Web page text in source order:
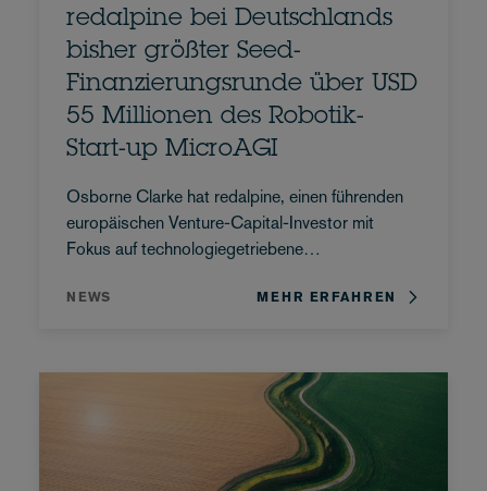
redalpine bei Deutschlands
bisher größter Seed-
Finanzierungsrunde über USD
55 Millionen des Robotik-
Start-up MicroAGI
Osborne Clarke hat redalpine, einen führenden
europäischen Venture-Capital-Investor mit
Fokus auf technologiegetriebene
der Seed-Finanzierungsrunde des Münchner
Einführung von Industrierobotern spezialisiertes
Unternehmen, sammelte in der...
NEWS MEHR ERFAHREN